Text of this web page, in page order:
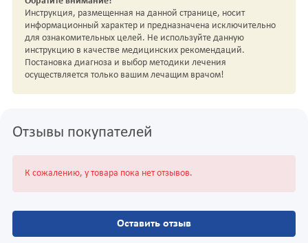
Инструкция, размещенная на данной странице, носит
информационный характер и предназначена исключительно
для ознакомительных целей. Не используйте данную
инструкцию в качестве медицинских рекомендаций.
Постановка диагноза и выбор методики лечения
осуществляется только вашим лечащим врачом!
Отзывы покупателей
К сожалению, у товара пока нет отзывов.
Оставить отзыв